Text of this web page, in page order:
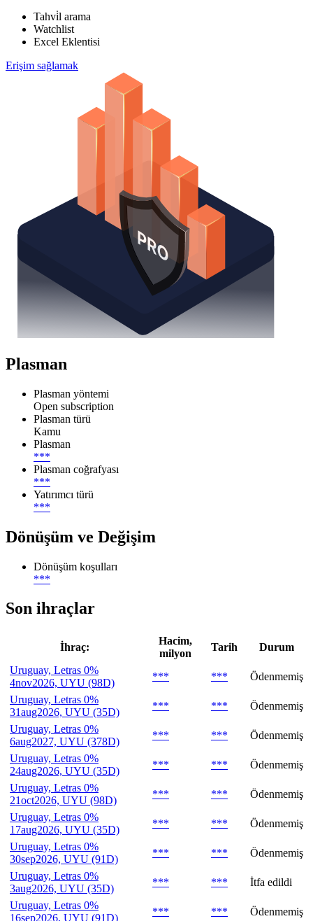
Tahvi̇l arama
Watchlist
Excel Eklentisi
Erişim sağlamak
Plasman
Plasman yöntemi
Open subscription
Plasman türü
Kamu
Plasman
***
Plasman coğrafyası
***
Yatırımcı türü
***
Dönüşüm ve Değişim
Dönüşüm koşulları
***
Son ihraçlar
İhraç:
Hacim,
milyon
Tarih
Durum
Uruguay, Letras 0%
4nov2026, UYU (98D)
*** ***
Ödenmemiş
Uruguay, Letras 0%
31aug2026, UYU (35D)
*** ***
Ödenmemiş
Uruguay, Letras 0%
6aug2027, UYU (378D)
*** ***
Ödenmemiş
Uruguay, Letras 0%
24aug2026, UYU (35D)
*** ***
Ödenmemiş
Uruguay, Letras 0%
21oct2026, UYU (98D)
*** ***
Ödenmemiş
Uruguay, Letras 0%
17aug2026, UYU (35D)
*** ***
Ödenmemiş
Uruguay, Letras 0%
30sep2026, UYU (91D)
*** ***
Ödenmemiş
Uruguay, Letras 0%
3aug2026, UYU (35D)
*** ***
İtfa edildi
Uruguay, Letras 0%
16sep2026, UYU (91D)
*** *** Ödenmemiş